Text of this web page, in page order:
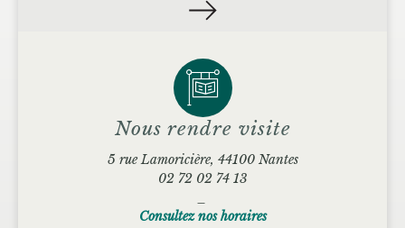
Nous rendre visite
5 rue Lamoricière, 44100 Nantes
02 72 02 74 13
Consultez nos horaires